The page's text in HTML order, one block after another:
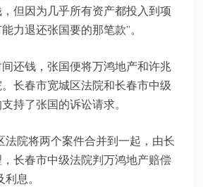
但因为几乎所有资产都投入到项
力退还张国要的那笔款”。
还钱，张国便将万鸿地产和许兆
长春市宽城区法院和长春市中级
持了张国的诉讼请求。
院将两个案件合并到一起，由长
长春市中级法院判万鸿地产赔偿
息。